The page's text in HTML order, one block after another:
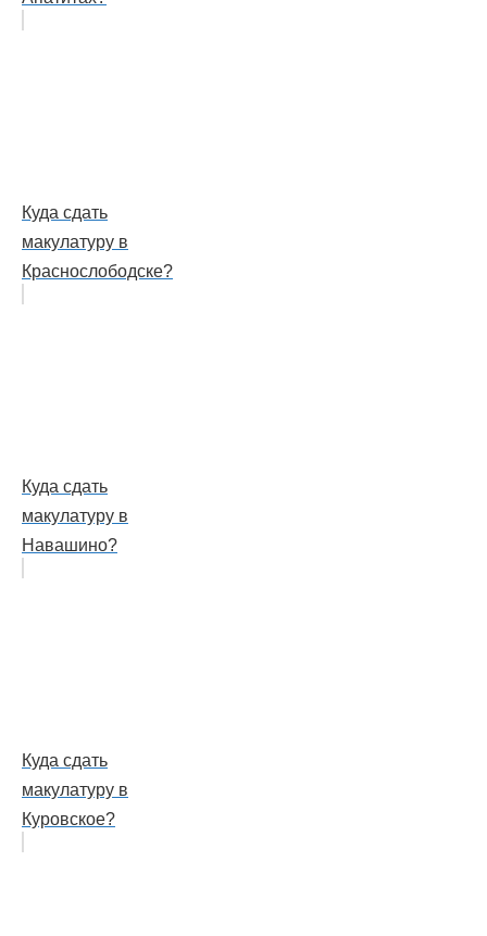
Куда сдать
макулатуру в
Краснослободске?
Куда сдать
макулатуру в
Навашино?
Куда сдать
макулатуру в
Куровское?